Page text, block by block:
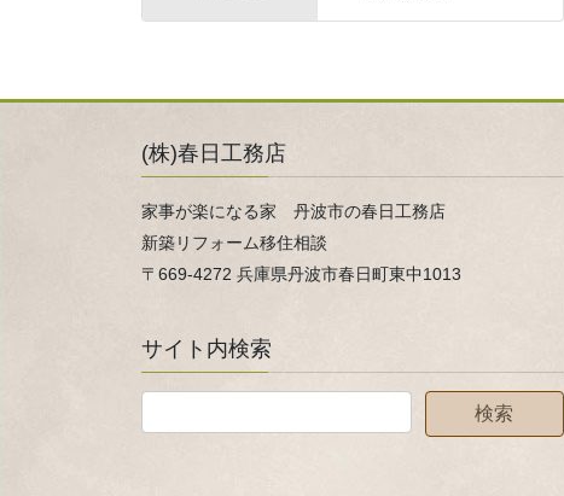
(株)春日工務店
家事が楽になる家 丹波市の春日工務店
新築リフォーム移住相談
〒669-4272 兵庫県丹波市春日町東中1013
サイト内検索